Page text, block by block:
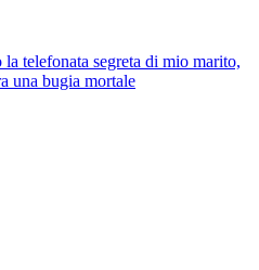
telefonata segreta di mio marito,
una bugia mortale